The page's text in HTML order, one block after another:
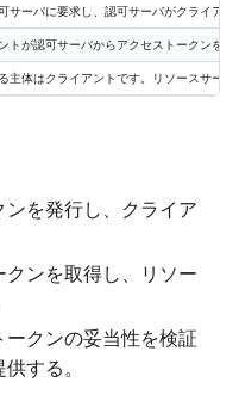
サーバに要求し、認可サーバがクライア
トが認可サーバからアクセストークンを
主体はクライアントです。リソースサー
を発行し、クライア
ンを取得し、リソー
ークンの妥当性を検証
する。